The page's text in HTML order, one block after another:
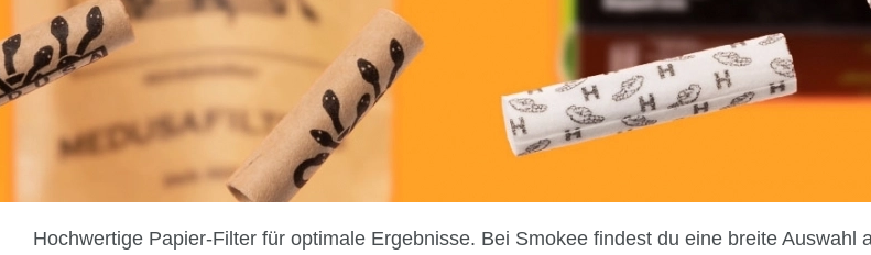
Hochwertige Papier-Filter für optimale Ergebnisse. Bei Smokee findest du eine breite